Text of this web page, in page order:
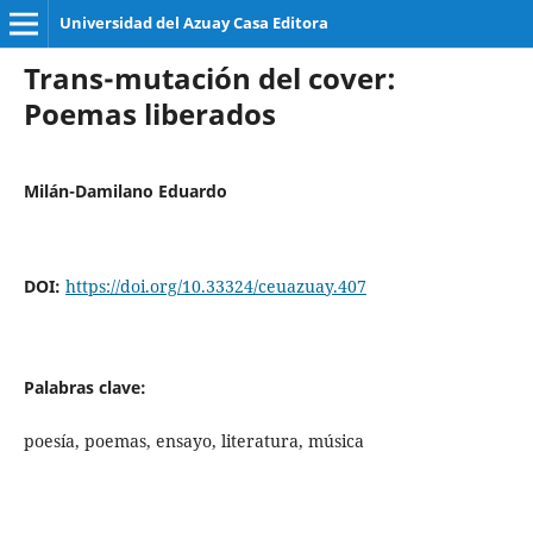
Universidad del Azuay Casa Editora
Trans-mutación del cover:
Poemas liberados
Milán-Damilano Eduardo
DOI: https://doi.org/10.33324/ceuazuay.407
Palabras clave:
poesía, poemas, ensayo, literatura, música